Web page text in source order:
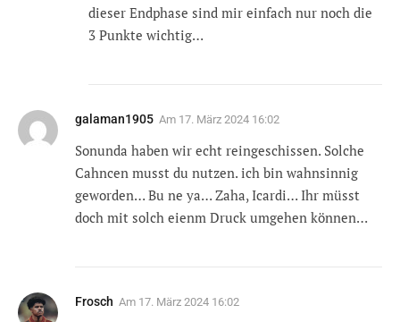
dieser Endphase sind mir einfach nur noch die
3 Punkte wichtig…
galaman1905 Am 17. März 2024 16:02
Sonunda haben wir echt reingeschissen. Solche
Cahncen musst du nutzen. ich bin wahnsinnig
geworden… Bu ne ya… Zaha, Icardi… Ihr müsst
doch mit solch eienm Druck umgehen können…
Frosch Am 17. März 2024 16:02